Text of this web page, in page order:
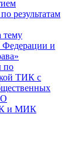
результатам
тему
Федерации и
по
ТИК с
и МИК